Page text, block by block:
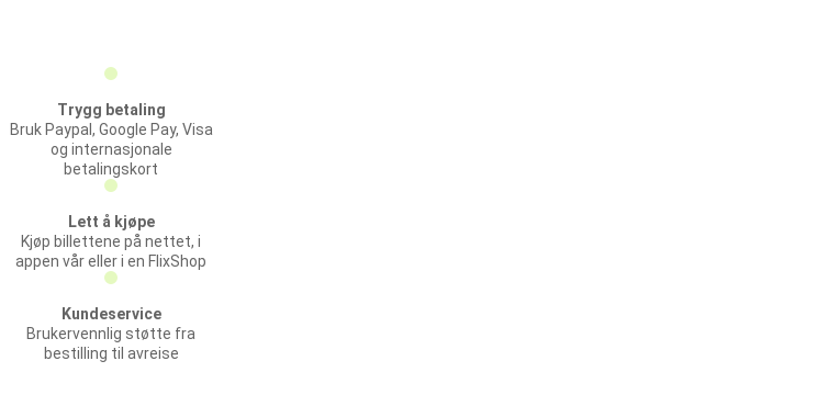
Trygg betaling
Bruk Paypal, Google Pay, Visa
og internasjonale
betalingskort
Lett å kjøpe
Kjøp billettene på nettet, i
appen vår eller i en FlixShop
Kundeservice
Brukervennlig støtte fra
bestilling til avreise